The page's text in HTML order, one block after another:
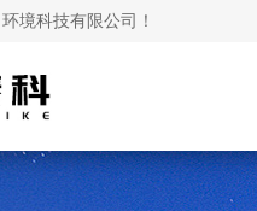
境科技有限公司！